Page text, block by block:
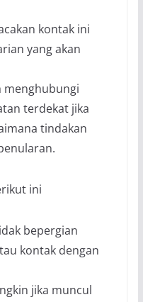
kontak ini
yang akan
menghubungi
terdekat jika
tindakan
ini
bepergian
kontak dengan
jika muncul